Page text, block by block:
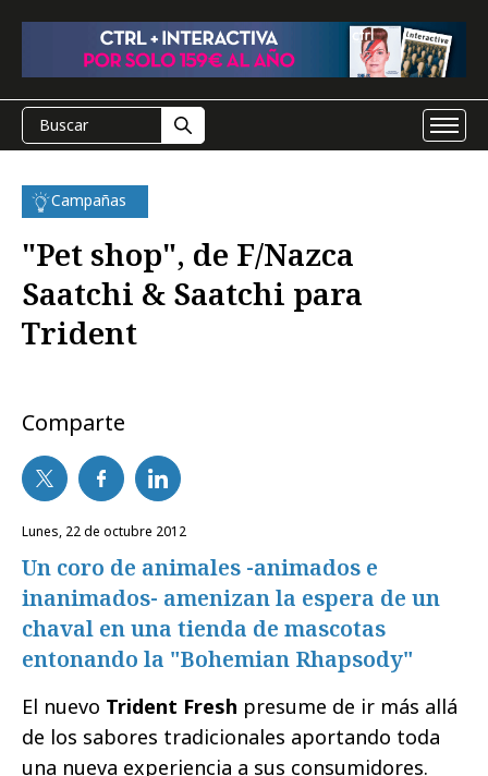
Campañas
"Pet shop", de F/Nazca
Saatchi & Saatchi para
Trident
Comparte
lunes, 22 de octubre 2012
Un coro de animales -animados e
inanimados- amenizan la espera de un
chaval en una tienda de mascotas
entonando la "Bohemian Rhapsody"
El nuevo Trident Fresh presume de ir más allá
de los sabores tradicionales aportando toda
una nueva experiencia a sus consumidores.